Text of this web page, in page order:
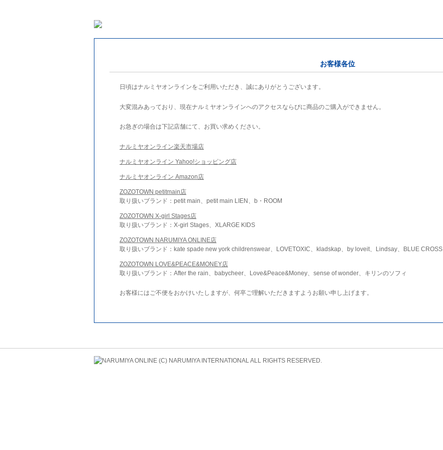
お客様各位
日頃はナルミヤオンラインをご利用いただき、誠にありがとうございます。
大変混みあっており、現在ナルミヤオンラインへのアクセスならびに商品のご購入ができません。
お急ぎの場合は下記店舗にて、お買い求めください。
ナルミヤオンライン楽天市場店
ナルミヤオンライン Yahoo!ショッピング店
ナルミヤオンライン Amazon店
ZOZOTOWN petitmain店
取り扱いブランド：petit main、petit main LIEN、b・ROOM
ZOZOTOWN X-girl Stages店
取り扱いブランド：X-girl Stages、XLARGE KIDS
ZOZOTOWN NARUMIYA ONLINE店
取り扱いブランド：kate spade new york childrenswear、LOVETOXIC、kladskap、by loveit、Lindsay、BLUE CROSS
ZOZOTOWN LOVE&PEACE&MONEY店
取り扱いブランド：After the rain、babycheer、Love&Peace&Money、sense of wonder、キリンのソフィ
お客様にはご不便をおかけいたしますが、何卒ご理解いただきますようお願い申し上げます。